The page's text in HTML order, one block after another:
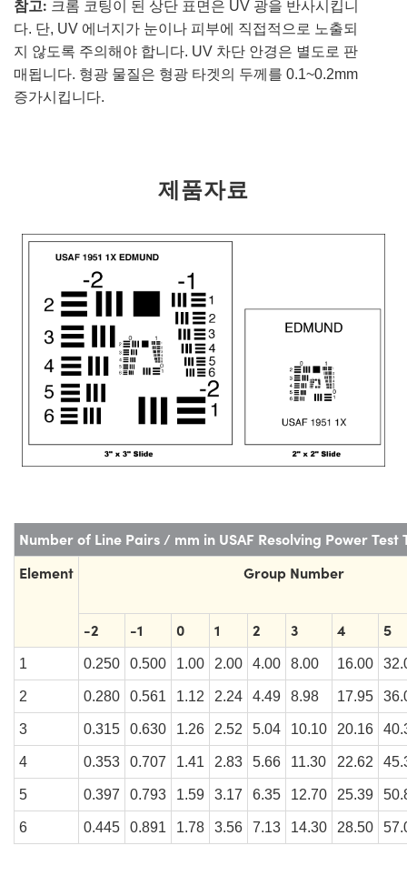
참고: 크롬 코팅이 된 상단 표면은 UV 광을 반사시킵니
다. 단, UV 에너지가 눈이나 피부에 직접적으로 노출되
지 않도록 주의해야 합니다. UV 차단 안경은 별도로 판
매됩니다. 형광 물질은 형광 타겟의 두께를 0.1~0.2mm
증가시킵니다.
제품자료
Number of Line Pairs / mm in USAF Resolving Power Test
Element
Group Number
-2 -1 0 1 2 3 4 5
1 0.250 0.500 1.00 2.00 4.00 8.00 16.00
2 0.280 0.561 1.12 2.24 4.49 8.98 17.95
3 0.315 0.630 1.26 2.52 5.04 10.10 20.16
4 0.353 0.707 1.41 2.83 5.66 11.30 22.62
5 0.397 0.793 1.59 3.17 6.35 12.70 25.39
6 0.445 0.891 1.78 3.56 7.13 14.30 28.50